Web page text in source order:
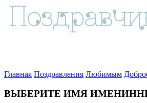
Главная Поздравления Любимым
ВЫБЕРИТЕ ИМЯ